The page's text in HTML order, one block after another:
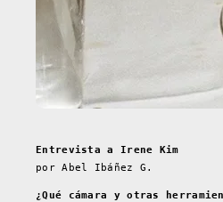
Entrevista a Irene Kim
por Abel Ibáñez G.
¿Qué cámara y otras